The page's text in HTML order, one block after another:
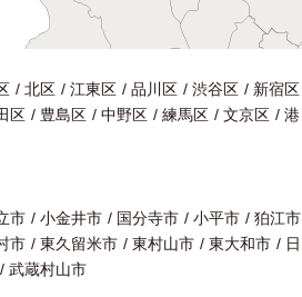
北区 江東区 品川区 渋谷区
新宿区
区 豊島区 中野区 練馬区 文京区
港
市 小金井市 国分寺市 小平市
狛江市
市 東久留米市 東村山市 東大和市
日
武蔵村山市